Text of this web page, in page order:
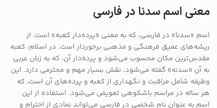
معنی اسم سدنا در فارسی
اسم «سدنا» در فارسی، که به معنی «پرده‌دار کعبه» است، از
ریشه‌های عمیق فرهنگی و مذهبی برخوردار است. در اسلام، کعبه
مقدس‌ترین مکان محسوب می‌شود و پرده‌دار آن، که به زبان عربی
به آن «سدنه» گفته می‌شود، نقش بسیار مهم و محترمی دارد. این
وظیفه شامل مراقبت و نگهداری از کعبه و پرده‌های آن است، که
هر ساله در مراسم باشکوهی تعویض می‌شود. استفاده از این
اسم به عنوان نام شخصی در فارسی می‌تواند نمادی از احترام و